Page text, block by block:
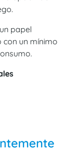
papel
con un mínimo